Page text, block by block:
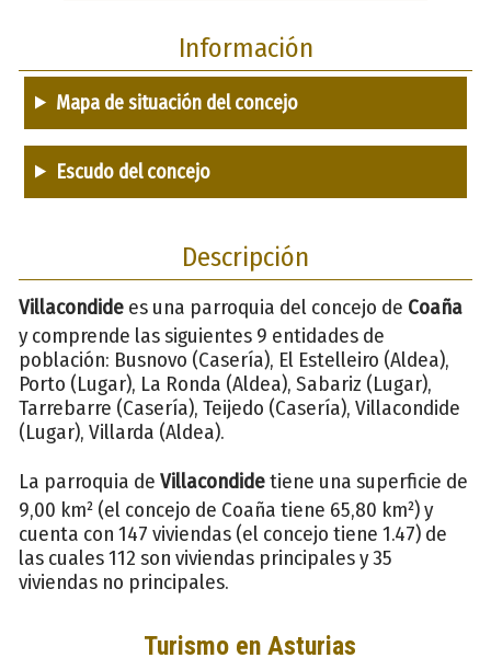
Información
Mapa de situación del concejo
Escudo del concejo
Descripción
Villacondide es una parroquia del concejo de Coaña
y comprende las siguientes 9 entidades de
población: Busnovo (Casería), El Estelleiro (Aldea),
Porto (Lugar), La Ronda (Aldea), Sabariz (Lugar),
Tarrebarre (Casería), Teijedo (Casería), Villacondide
(Lugar), Villarda (Aldea).
La parroquia de Villacondidetiene una superficie de
9,00 km² (el concejo de Coaña tiene 65,80 km²) y
cuenta con 147 viviendas (el concejo tiene 1.47) de
las cuales 112 son viviendas principales y 35
viviendas no principales.